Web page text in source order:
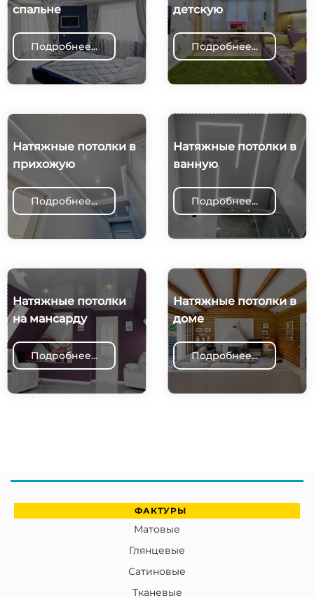
спальне
Подробнее...
детскую
Подробнее...
Натяжные потолки в
прихожую
Подробнее...
Натяжные потолки в
ванную
Подробнее...
Натяжные потолки
на мансарду
Подробнее...
Натяжные потолки в
доме
Подробнее...
ФАКТУРЫ
Матовые
Глянцевые
Сатиновые
Тканевые